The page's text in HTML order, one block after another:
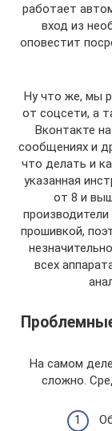
работает
вход из
оповестит
Ну что же, мы
от соцсети, а
Вконтакте
сообщениях и
что делать и
указанная
от 8 и
прошивкой,
всех
На самом
сложно.